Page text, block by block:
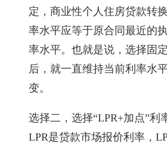
定，商业性个人住房贷款转
率水平应等于原合同最近的
率水平。也就是说，选择固
后，就一直维持当前利率水
变。
选择二，选择“LPR+加点”利
LPR是贷款市场报价利率，